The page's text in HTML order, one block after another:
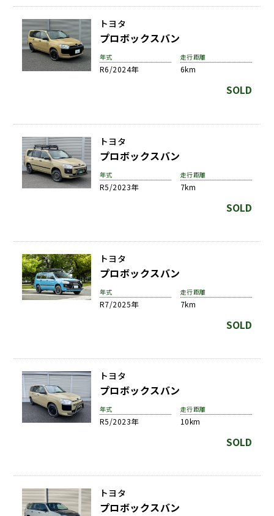
トヨタ
プロボックスバン
年式
R6/2024年
走行距離
6km
SOLD
トヨタ
プロボックスバン
年式
R5/2023年
走行距離
7km
SOLD
トヨタ
プロボックスバン
年式
R7/2025年
走行距離
7km
SOLD
トヨタ
プロボックスバン
年式
R5/2023年
走行距離
10km
SOLD
トヨタ
プロボックスバン